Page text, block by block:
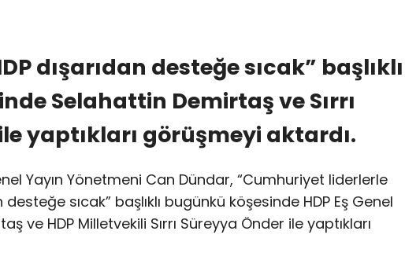
dışarıdan desteğe sıcak” başlıklı
Selahattin Demirtaş ve Sırrı
yaptıkları görüşmeyi aktardı.
Yayın Yönetmeni Can Dündar, “Cumhuriyet liderlerle
desteğe sıcak” başlıklı bugünkü köşesinde HDP Eş Genel
ve HDP Milletvekili Sırrı Süreyya Önder ile yaptıkları